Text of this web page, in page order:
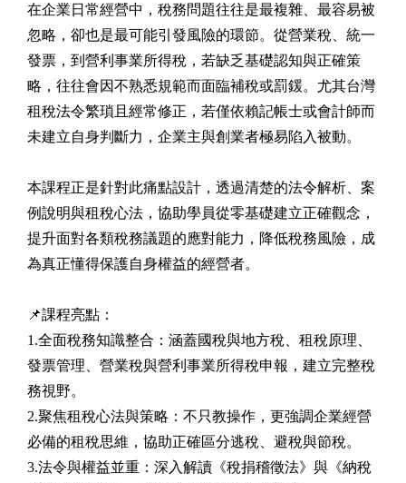
在企業日常經營中，稅務問題往往是最複雜、最容易被
忽略，卻也是最可能引發風險的環節。從營業稅、統一
發票，到營利事業所得稅，若缺乏基礎認知與正確策
略，往往會因不熟悉規範而面臨補稅或罰鍰。尤其台灣
租稅法令繁瑣且經常修正，若僅依賴記帳士或會計師而
未建立自身判斷力，企業主與創業者極易陷入被動。
本課程正是針對此痛點設計，透過清楚的法令解析、案
例說明與租稅心法，協助學員從零基礎建立正確觀念，
提升面對各類稅務議題的應對能力，降低稅務風險，成
為真正懂得保護自身權益的經營者。
📌課程亮點：
1.全面稅務知識整合：涵蓋國稅與地方稅、租稅原理、
發票管理、營業稅與營利事業所得稅申報，建立完整稅
務視野。
2.聚焦租稅心法與策略：不只教操作，更強調企業經營
必備的租稅思維，協助正確區分逃稅、避稅與節稅。
3.法令與權益並重：深入解讀《稅捐稽徵法》與《納稅